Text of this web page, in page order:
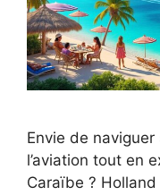
Envie de naviguer
l’aviation tout en
Caraïbe ? Holland